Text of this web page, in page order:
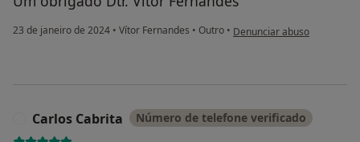
23 de janeiro de 2024 • Vítor Fernandes • Outro • na opinião do utilizador
Denunciar abuso
Carlos Cabrita Número de telefone verificado